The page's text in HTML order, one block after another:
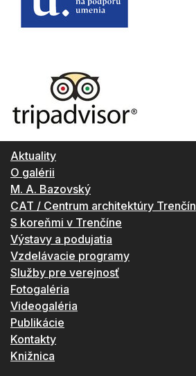
Aktuality
O galérii
M. A. Bazovský
CAT / Centrum architektúry Trenčín
S koreňmi v Trenčíne
Výstavy a podujatia
Vzdelávacie programy
Služby pre verejnosť
Fotogaléria
Videogaléria
Publikácie
Kontakty
Knižnica